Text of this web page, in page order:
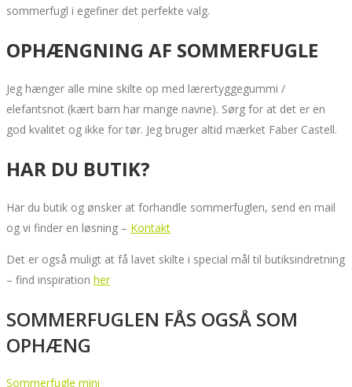
sommerfugl i egefiner det perfekte valg.
OPHÆNGNING AF SOMMERFUGLE
Jeg hænger alle mine skilte op med lærertyggegummi /
elefantsnot (kært barn har mange navne). Sørg for at det er en
god kvalitet og ikke for tør. Jeg bruger altid mærket Faber Castell.
HAR DU BUTIK?
Har du butik og ønsker at forhandle sommerfuglen, send en mail
og vi finder en løsning – Kontakt
Det er også muligt at få lavet skilte i special mål til butiksindretning
– find inspiration her
SOMMERFUGLEN FÅS OGSÅ SOM
OPHÆNG
Sommerfugle mini